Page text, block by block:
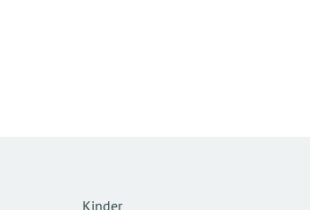
Kinder